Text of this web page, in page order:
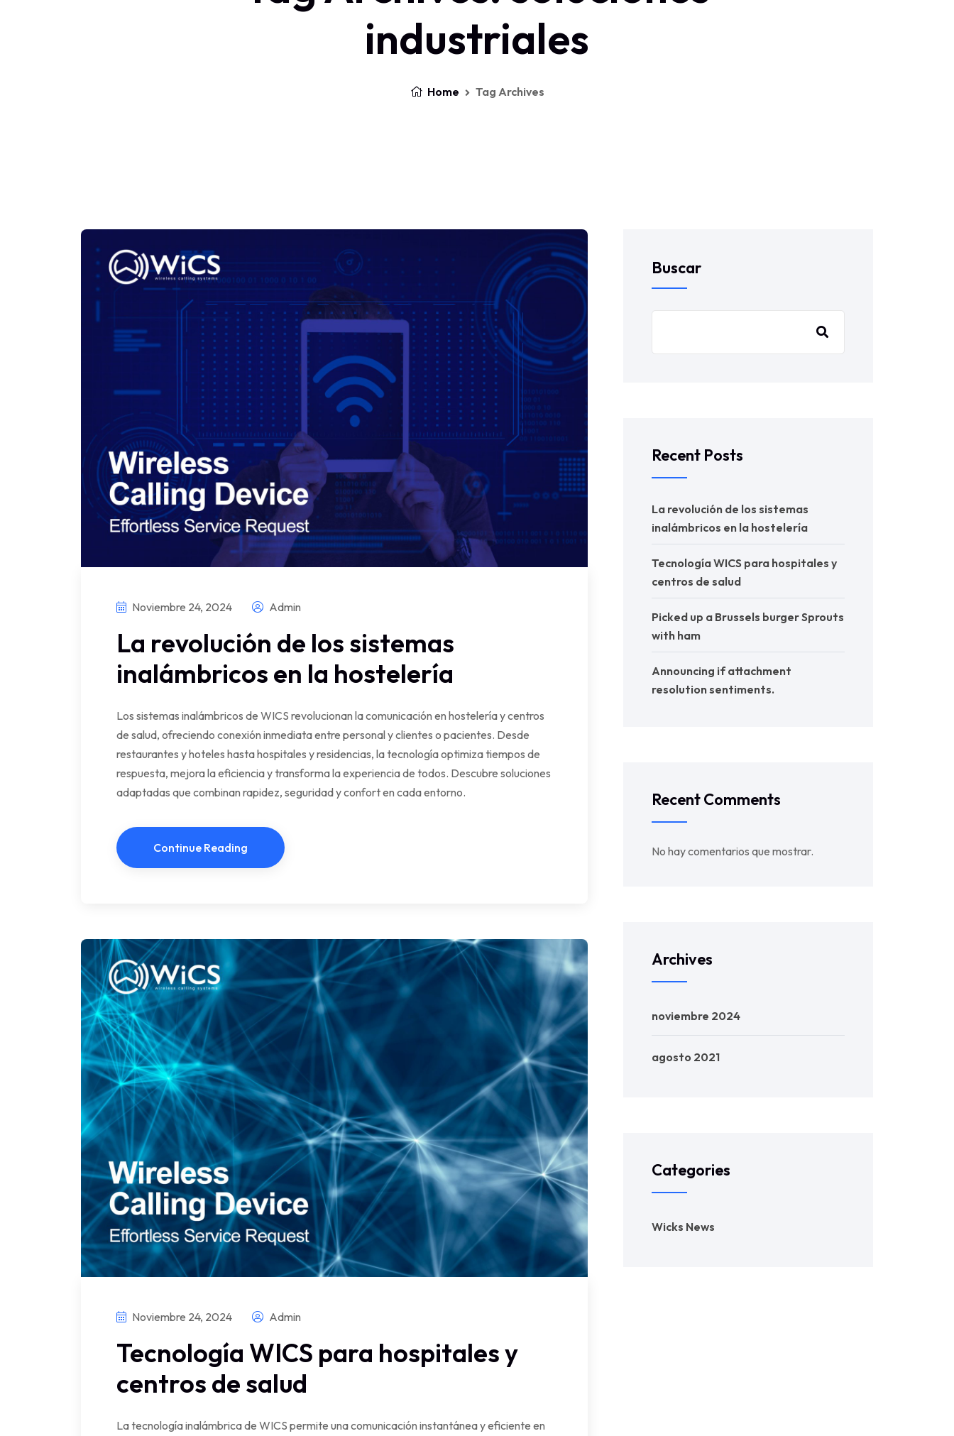
industriales
Home Tag Archives
Noviembre 24, 2024 Admin
La revolución de los sistemas
inalámbricos en la hostelería
Los sistemas inalámbricos de WICS revolucionan la comunicación en hostelería y centros
de salud, ofreciendo conexión inmediata entre personal y clientes o pacientes. Desde
restaurantes y hoteles hasta hospitales y residencias, la tecnología optimiza tiempos de
respuesta, mejora la eficiencia y transforma la experiencia de todos. Descubre soluciones
adaptadas que combinan rapidez, seguridad y confort en cada entorno.
Continue Reading
Noviembre 24, 2024 Admin
Tecnología WICS para hospitales y
centros de salud
La tecnología inalámbrica de WICS permite una comunicación instantánea y eficiente en
Buscar
Recent Posts
La revolución de los sistemas
inalámbricos en la hostelería
Tecnología WICS para hospitales y
centros de salud
Picked up a Brussels burger Sprouts
with ham
Announcing if attachment
resolution sentiments.
Recent Comments
No hay comentarios que mostrar.
Archives
noviembre 2024
agosto 2021
Categories
Wicks News